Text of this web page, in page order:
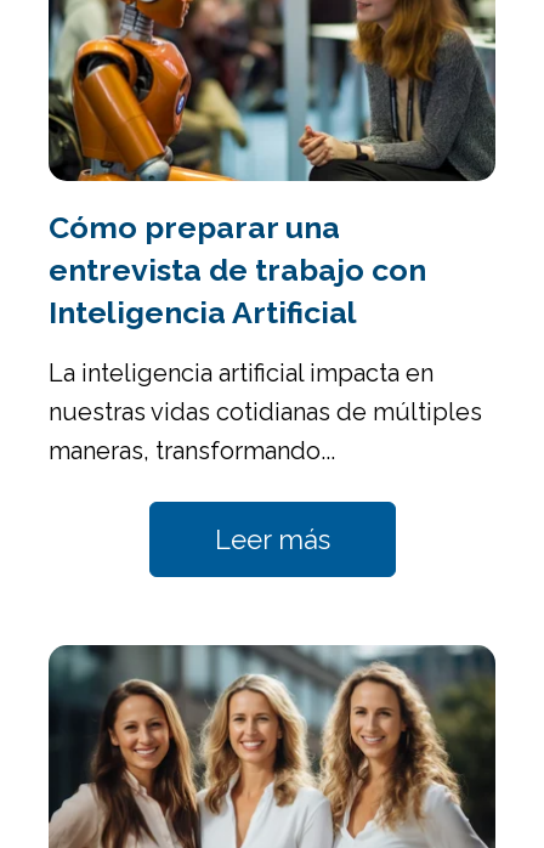
Cómo preparar una
entrevista de trabajo con
Inteligencia Artificial
La inteligencia artificial impacta en
nuestras vidas cotidianas de múltiples
maneras, transformando...
Leer más